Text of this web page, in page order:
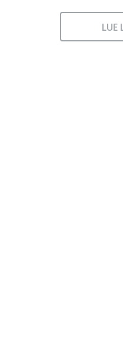
LUE